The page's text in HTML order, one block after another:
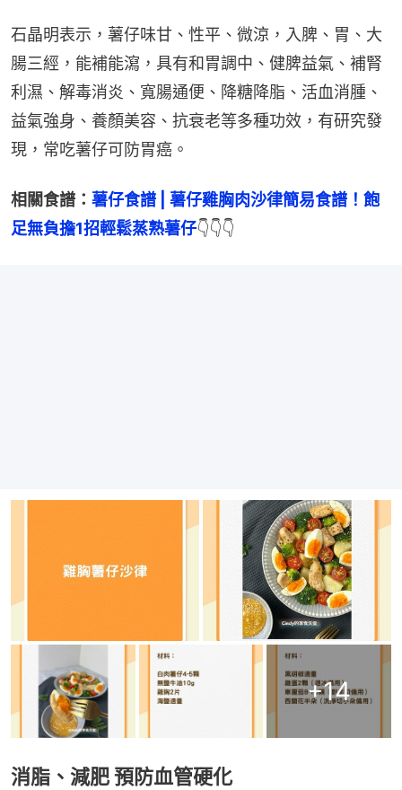
石晶明表示，薯仔味甘、性平、微涼，入脾、胃、大
腸三經，能補能瀉，具有和胃調中、健脾益氣、補腎
利濕、解毒消炎、寬腸通便、降糖降脂、活血消腫、
益氣強身、養顏美容、抗衰老等多種功效，有研究發
現，常吃薯仔可防胃癌。
相關食譜： 薯仔食譜 | 薯仔雞胸肉沙律簡易食譜！飽
足無負擔1招輕鬆蒸熟薯仔👇👇👇
+14
消脂、減肥 預防血管硬化